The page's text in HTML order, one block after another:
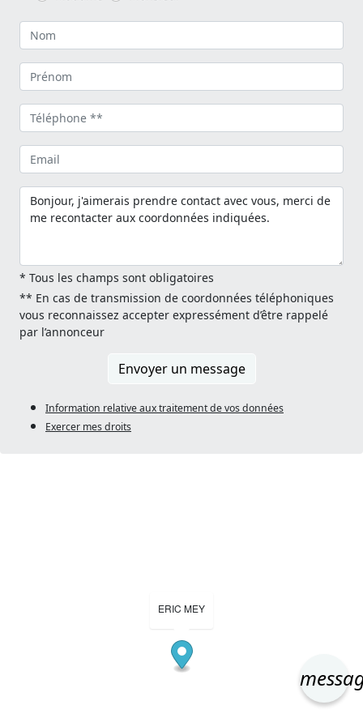
* Tous les champs sont obligatoires
** En cas de transmission de coordonnées téléphoniques
vous reconnaissez accepter expressément d’être rappelé
par l’annonceur
Envoyer un message
Information relative aux traitement de vos données
Exercer mes droits
ERIC MEY